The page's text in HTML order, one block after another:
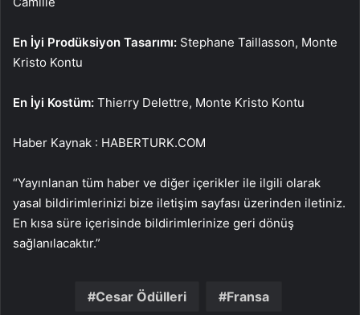
En İyi Prodüksiyon Tasarımı: Stephane Taillasson, Monte
Kristo Kontu
En İyi Kostüm: Thierry Delettre, Monte Kristo Kontu
Haber Kaynak : HABERTURK.COM
“Yayınlanan tüm haber ve diğer içerikler ile ilgili olarak
yasal bildirimlerinizi bize iletişim sayfası üzerinden iletiniz.
En kısa süre içerisinde bildirimlerinize geri dönüş
sağlanılacaktır.”
Cesar Ödülleri Fransa